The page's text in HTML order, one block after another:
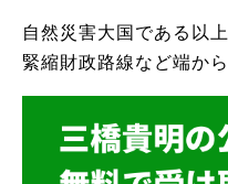
自然災害大国である以上
緊縮財政路線など端か